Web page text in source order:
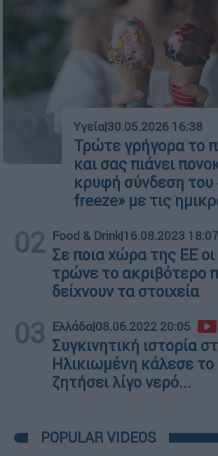
01 Υγεία|30.05.2026 16:38
Τρώτε γρήγορα το
και σας πιάνει
κρυφή σύνδεση του
freeze» με τις
02 Food & Drink|16.08.2023 18:07
Σε ποια χώρα της ΕΕ οι
τρώνε το ακριβότερο
δείχνουν τα στοιχεία
03 Ελλάδα|08.06.2022 20:05
Συγκινητική ιστορία
Ηλικιωμένη κάλεσε το
ζητήσει λίγο νερό...
POPULAR VIDEOS